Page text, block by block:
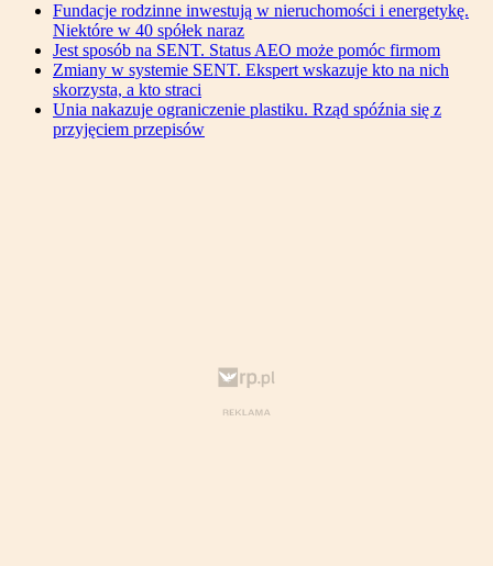
Fundacje rodzinne inwestują w nieruchomości i energetykę.
Niektóre w 40 spółek naraz
Jest sposób na SENT. Status AEO może pomóc firmom
Zmiany w systemie SENT. Ekspert wskazuje kto na nich
skorzysta, a kto straci
Unia nakazuje ograniczenie plastiku. Rząd spóźnia się z
przyjęciem przepisów